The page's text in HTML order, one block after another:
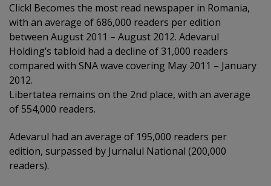
Click! Becomes the most read newspaper in Romania,
with an average of 686,000 readers per edition
between August 2011 – August 2012. Adevarul
Holding’s tabloid had a decline of 31,000 readers
compared with SNA wave covering May 2011 – January
2012.
Libertatea remains on the 2nd place, with an average
of 554,000 readers.
Adevarul had an average of 195,000 readers per
edition, surpassed by Jurnalul National (200,000
readers).